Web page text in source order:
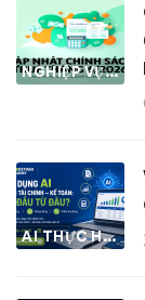
NGHIỆP VỤ KẾ TOÁN & THUẾ
AI THỰC HÀNH